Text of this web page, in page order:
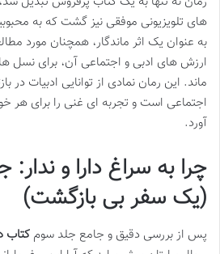
های تلویزیونی موفقی نیز گشت که به
به عنوان یک اثر ماندگار، همچنان مورد
ارزش های ادبی و اجتماعی آن، برای نسل
ماند. این رمان نمادی از توانایی ادبیات در
اجتماعی است و تجربه ای غنی را برای هر
آورد.
چرا به سراغ دارا و
(یک سفر بی بازگشت)
پس از بررسی دقیق و جامع جلد سوم کتاب